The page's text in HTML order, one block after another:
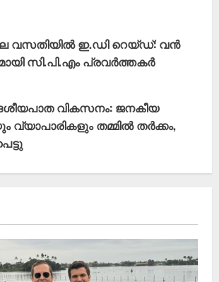
വസതിയിൽ ഇ.ഡി റെയ്ഡ്: വൻ
സി.പി.എം പ്രവർത്തകർ
വികസനം: ജനകീയ
വ്യാപാരികളും തമ്മിൽ തർക്കം,